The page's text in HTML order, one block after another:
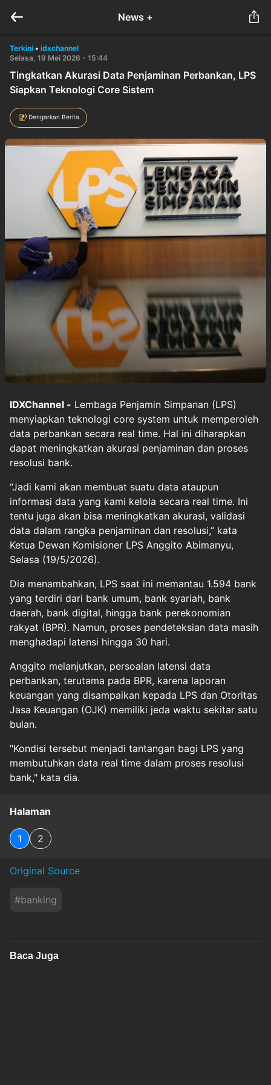
News +
Terkini • idxchannel
Selasa, 19 Mei 2026 - 15:44
Tingkatkan Akurasi Data Penjaminan Perbankan, LPS
Siapkan Teknologi Core Sistem
Dengarkan Berita
IDXChannel - Lembaga Penjamin Simpanan (LPS)
menyiapkan teknologi core system untuk memperoleh
data perbankan secara real time. Hal ini diharapkan
dapat meningkatkan akurasi penjaminan dan proses
resolusi bank.
“Jadi kami akan membuat suatu data ataupun
informasi data yang kami kelola secara real time. Ini
tentu juga akan bisa meningkatkan akurasi, validasi
data dalam rangka penjaminan dan resolusi,” kata
Ketua Dewan Komisioner LPS Anggito Abimanyu,
Selasa (19/5/2026).
Dia menambahkan, LPS saat ini memantau 1.594 bank
yang terdiri dari bank umum, bank syariah, bank
daerah, bank digital, hingga bank perekonomian
rakyat (BPR). Namun, proses pendeteksian data masih
menghadapi latensi hingga 30 hari.
Anggito melanjutkan, persoalan latensi data
perbankan, terutama pada BPR, karena laporan
keuangan yang disampaikan kepada LPS dan Otoritas
Jasa Keuangan (OJK) memiliki jeda waktu sekitar satu
bulan.
"Kondisi tersebut menjadi tantangan bagi LPS yang
membutuhkan data real time dalam proses resolusi
bank," kata dia.
Halaman
1 2
Original Source
#banking
Baca Juga